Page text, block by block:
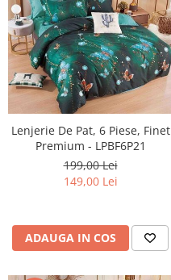
Lenjerie De Pat, 6 Piese, Finet
Premium - LPBF6P21
199,00 Lei
149,00 Lei
ADAUGA IN COS